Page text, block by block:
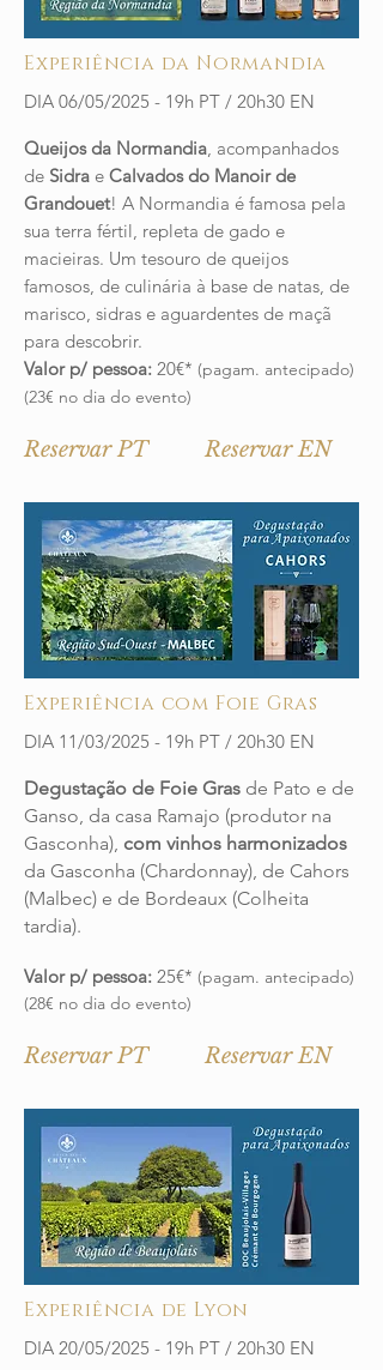
Experiência da Normandia
DIA 06/05/2025 - 19h PT / 20h30 EN
Queijos da Normandia, acompanhados
de Sidra e Calvados do Manoir de
Grandouet! A Normandia é famosa pela
sua terra fértil, repleta de gado e
macieiras. Um tesouro de queijos
famosos, de culinária à base de natas, de
marisco, sidras e aguardentes de maçã
para descobrir.
Valor p/ pessoa: 20€* (pagam. antecipado)
(23€ no dia do evento)
Reservar PT Reservar EN
Experiência com Foie Gras
DIA 11/03/2025 - 19h PT / 20h30 EN
Degustação de Foie Gras de Pato e de
Ganso, da casa Ramajo (produtor na
Gasconha), com vinhos harmonizados
da Gasconha (Chardonnay), de Cahors
(Malbec) e de Bordeaux (Colheita
tardia).
Valor p/ pessoa: 25€* (pagam. antecipado)
(28€ no dia do evento)
Reservar PT Reservar EN
Experiência de Lyon
DIA 20/05/2025 - 19h PT / 20h30 EN